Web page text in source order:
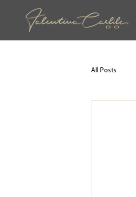
All Posts